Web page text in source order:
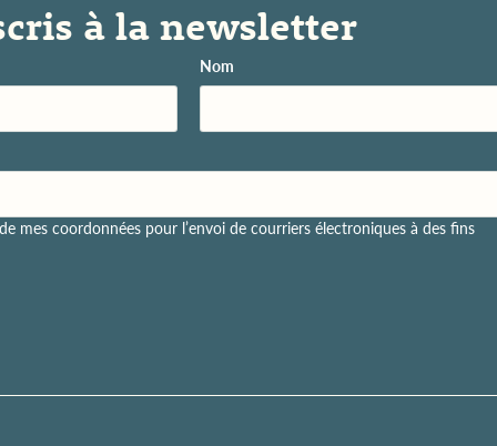
à la newsletter
Nom
de mes coordonnées pour l’envoi de courriers électroniques à des fins